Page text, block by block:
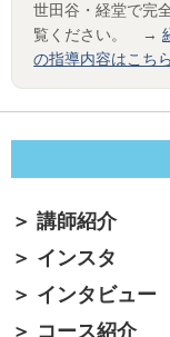
世田谷・経堂で完
覧ください。 →
の指導内容はこちら
講師紹介
インスタ
インタビュー
コース紹介